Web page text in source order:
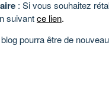
: Si vous souhaitez
suivantce lien.
pourra être de